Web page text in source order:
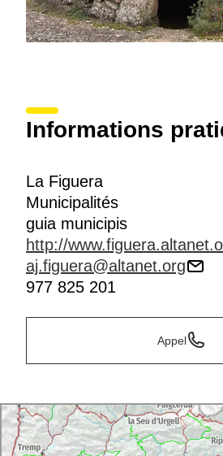
Informations
La Figuera
Municipalités
guia municipis
http://
aj.figuera@altanet.org
977 825 201
Appel